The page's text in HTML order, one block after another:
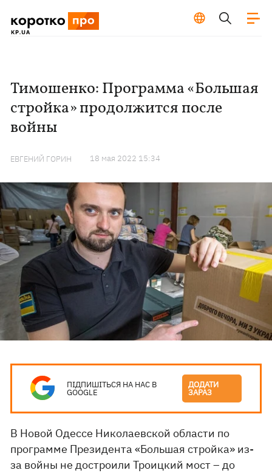
Тимошенко: Программа «Большая
стройка» продолжится после
войны
ЕВГЕНИЙ ГОРИН 18 мая 2022 15:34
ПІДПИШІТЬСЯ НА НАС В
GOOGLE
ДОДАТИ
ЗАРАЗ
В Новой Одессе Николаевской области по
программе Президента «Большая стройка» из-
за войны не достроили Троицкий мост – до